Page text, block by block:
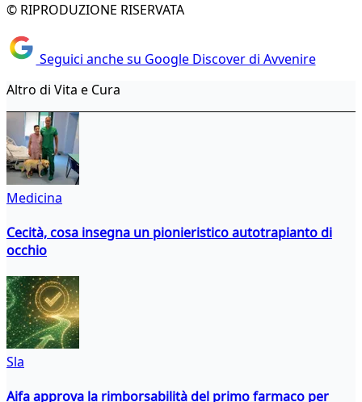
© RIPRODUZIONE RISERVATA
Seguici anche su Google Discover di Avvenire
Altro di Vita e Cura
Medicina
Cecità, cosa insegna un pionieristico autotrapianto di
occhio
Sla
Aifa approva la rimborsabilità del primo farmaco per